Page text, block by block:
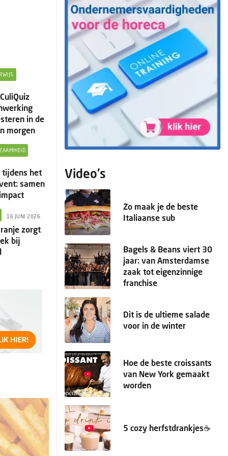
in de
morgen
tijdens het
samen
16 JUNI 2026
zorgt
bij
Video's
Zo maak je de beste
Italiaanse sub
Bagels & Beans viert 30
jaar: van Amsterdamse
zaak tot eigenzinnige
franchise
Dit is de ultieme salade
voor in de winter
Hoe de beste croissants
van New York gemaakt
worden
5 cozy herfstdrankjes☕️